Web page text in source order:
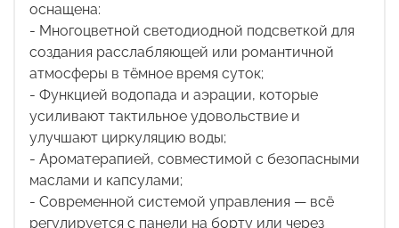
оснащена:
- Многоцветной светодиодной подсветкой для
создания расслабляющей или романтичной
атмосферы в тёмное время суток;
- Функцией водопада и аэрации, которые
усиливают тактильное удовольствие и
улучшают циркуляцию воды;
- Ароматерапией, совместимой с безопасными
маслами и капсулами;
- Современной системой управления — всё
регулируется с панели на борту или через